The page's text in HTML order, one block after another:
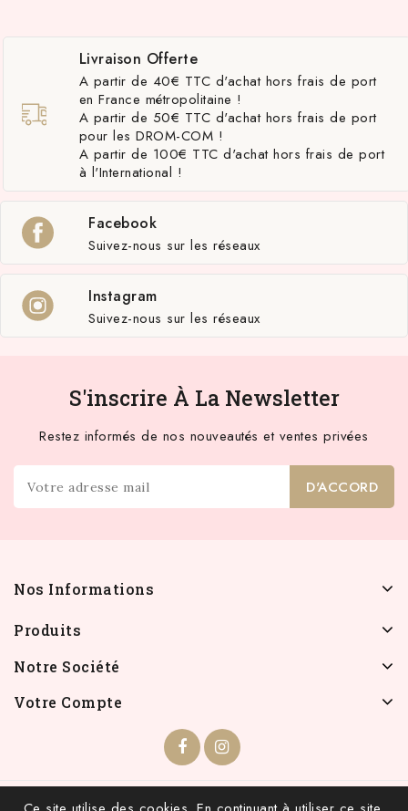
Livraison Offerte
A partir de 40€ TTC d'achat hors frais de port
en France métropolitaine !
A partir de 50€ TTC d'achat hors frais de port
pour les DROM-COM !
A partir de 100€ TTC d'achat hors frais de port
à l'International !
Facebook
Suivez-nous sur les réseaux
Instagram
Suivez-nous sur les réseaux
S'inscrire À La Newsletter
Restez informés de nos nouveautés et ventes privées
Nos Informations
Produits
Notre Société
Votre Compte
© 2026 - INFOLIEN - Tous droits réservés.